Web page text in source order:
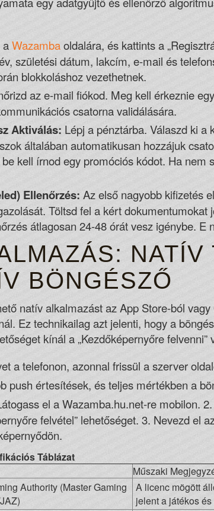
aWazambaoldalára, és kattints a
születési dátum, lakcím, e-mail és
blokkoláshoz vezethetnek.
az e-mail fiókod. Meg kell érkeznie
csatorna validálására.
Aktiválás: Lépj a pénztárba. Válaszd ki
általában automatikusan hozzájuk
kell írnod egy promóciós kódot. Ha nem
Ellenőrzés: Az első nagyobb kifizetés
Töltsd fel a kért
átlagosan 24-48 órát vesz igénybe. E
BÖNGÉSZŐ
natív alkalmazást az App Store-ból
Ez technikailag azt jelenti, hogy a
kínál a „Kezdőképernyőre felvenni”
a telefonon, azonnal frissül a szerver
push értesítések, és teljes mértékben a
el a Wazamba.hu.net-re mobilon.
felvétel” lehetőséget. 3. Nevezd el
Táblázat
Műszaki
Authority (Master Gaming
A licenc mögött
jelent a játékos